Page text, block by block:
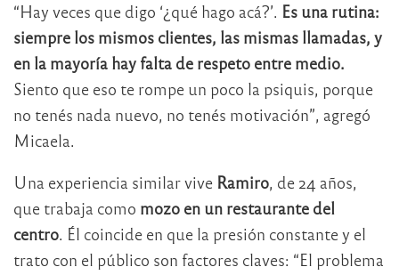
“Hay veces que digo ‘¿qué hago acá?’. Es una rutina:
siempre los mismos clientes, las mismas llamadas, y
en la mayoría hay falta de respeto entre medio.
Siento que eso te rompe un poco la psiquis, porque
no tenés nada nuevo, no tenés motivación”, agregó
Micaela.
Una experiencia similar vive Ramiro, de 24 años,
que trabaja como mozo en un restaurante del
centro. Él coincide en que la presión constante y el
trato con el público son factores claves: “El problema